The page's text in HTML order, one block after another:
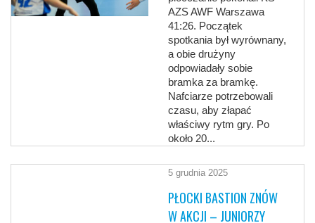
AZS AWF Warszawa
41:26. Początek
spotkania był wyrównany,
a obie drużyny
odpowiadały sobie
bramka za bramkę.
Nafciarze potrzebowali
czasu, aby złapać
właściwy rytm gry. Po
około 20...
5 grudnia 2025
PŁOCKI BASTION ZNÓW
W AKCJI – JUNIORZY